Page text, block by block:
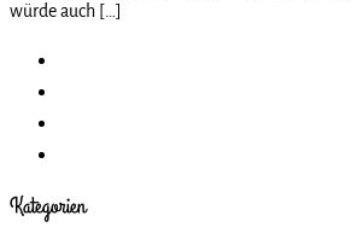
würde auch […]
Kategorien